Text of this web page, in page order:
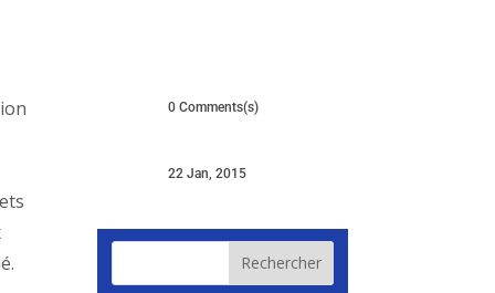
0 Comments(s)
22 Jan, 2015
Rechercher